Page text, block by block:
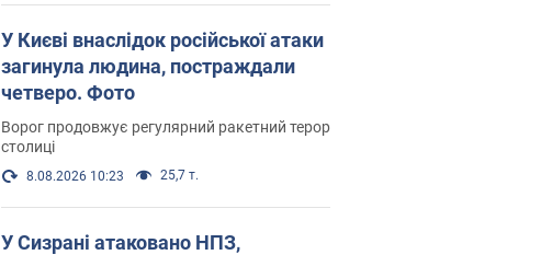
У Києві внаслідок російської атаки
загинула людина, постраждали
четверо. Фото
Ворог продовжує регулярний ракетний терор
столиці
8.08.2026 10:23 25,7 т.
У Сизрані атаковано НПЗ,